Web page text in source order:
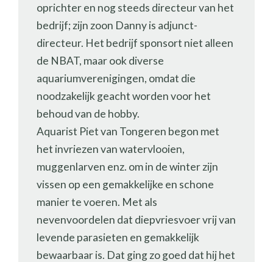
oprichter en nog steeds directeur van het
bedrijf; zijn zoon Danny is adjunct-
directeur. Het bedrijf sponsort niet alleen
de NBAT, maar ook diverse
aquariumverenigingen, omdat die
noodzakelijk geacht worden voor het
behoud van de hobby.
Aquarist Piet van Tongeren begon met
het invriezen van watervlooien,
muggenlarven enz. om in de winter zijn
vissen op een gemakkelijke en schone
manier te voeren. Met als
nevenvoordelen dat diepvriesvoer vrij van
levende parasieten en gemakkelijk
bewaarbaar is. Dat ging zo goed dat hij het